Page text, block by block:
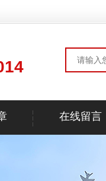
在线留言